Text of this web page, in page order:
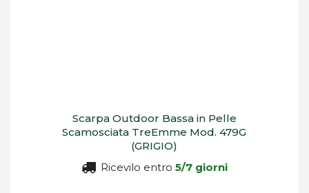
Scarpa Outdoor Bassa in Pelle
Scamosciata TreEmme Mod. 479G
(GRIGIO)
Ricevilo entro 5/7 giorni